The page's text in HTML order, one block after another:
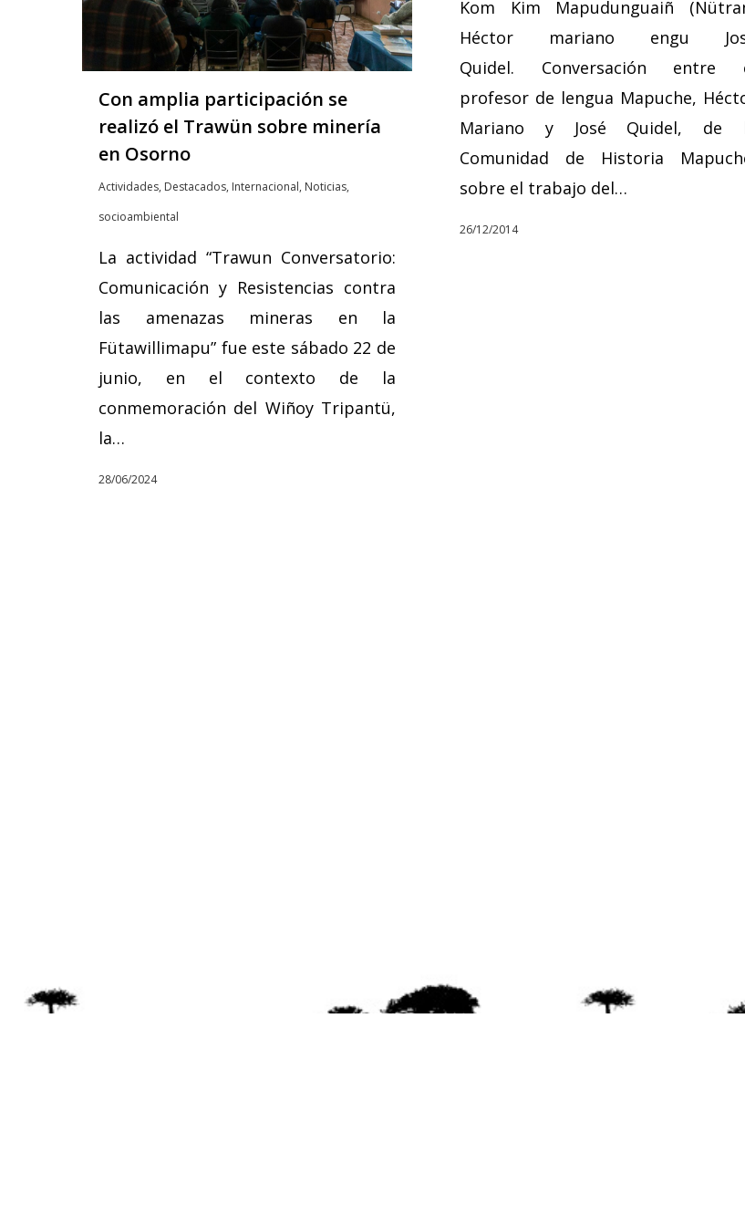
Con amplia participación se
realizó el Trawün sobre minería
en Osorno
Actividades, Destacados, Internacional, Noticias,
socioambiental
La actividad “Trawun Conversatorio:
Comunicación y Resistencias contra
las amenazas mineras en la
Fütawillimapu” fue este sábado 22 de
junio, en el contexto de la
conmemoración del Wiñoy Tripantü,
la…
28/06/2024
Kom Kim Mapudunguaiñ
Héctor mariano engu
Quidel. Conversación entre
profesor de lengua Mapuche,
Mariano y José Quidel, de
Comunidad de Historia
sobre el trabajo del…
26/12/2014